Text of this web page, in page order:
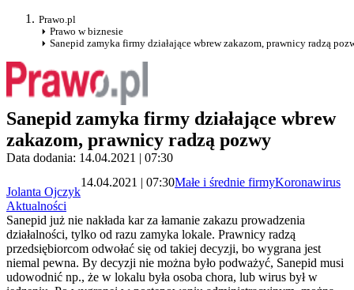
Prawo.pl
Prawo w biznesie
Sanepid zamyka firmy działające wbrew zakazom, prawnicy radzą
Sanepid zamyka firmy działające wbrew
zakazom, prawnicy radzą pozwy
Data dodania: 14.04.2021 | 07:30
Jolanta Ojczyk
14.04.2021 | 07:30Małe i średnie firmyKoronawirus
Aktualności
Sanepid już nie nakłada kar za łamanie zakazu prowadzenia
działalności, tylko od razu zamyka lokale. Prawnicy radzą
przedsiębiorcom odwołać się od takiej decyzji, bo wygrana jest
niemal pewna. By decyzji nie można było podważyć, Sanepid musi
udowodnić np., że w lokalu była osoba chora, lub wirus był w